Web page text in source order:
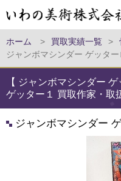
ホーム > 買取実績一覧 >
ジャンボマシンダー ゲッタ
【 ジャンボマシンダー
ゲッター１ 買取作家・取
ジャンボマシンダー